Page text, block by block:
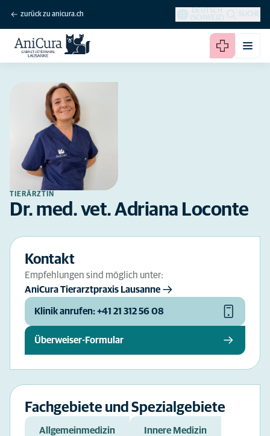
zurück zu anicura.ch
DEUTSCH
(SCHWEIZ)
SUCHE
TIERÄRZTIN
Dr. med. vet. Adriana Loconte
Kontakt
Empfehlungen sind möglich unter:
AniCura Tierarztpraxis Lausanne
Klinik anrufen: +41 21 312 56 08
Überweiser-Formular
Fachgebiete und Spezialgebiete
Allgemeinmedizin Innere Medizin